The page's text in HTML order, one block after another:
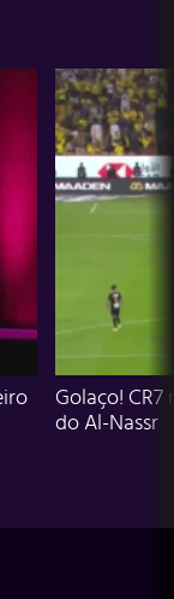
Golaço!
do Al-Nassr